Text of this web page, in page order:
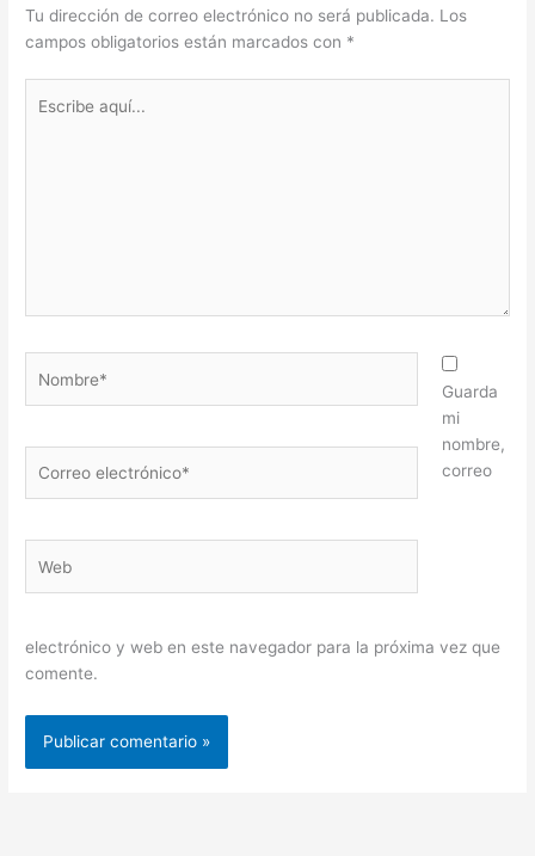
Tu dirección de correo electrónico no será publicada. Los
campos obligatorios están marcados con *
aquí...
electrónico*
Guarda
mi
nombre,
correo
electrónico y web en este navegador para la próxima vez que
comente.